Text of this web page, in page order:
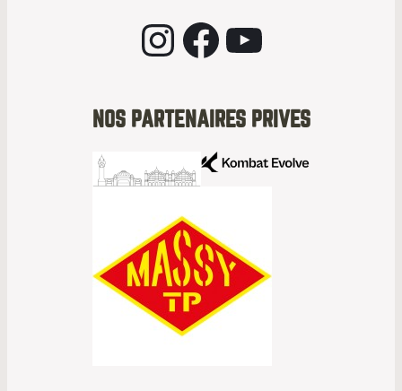
Instagram Facebook YouTube
NOS PARTENAIRES PRIVES